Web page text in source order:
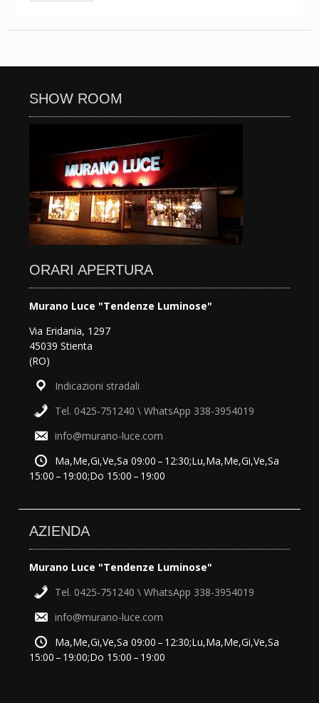
SHOW ROOM
ORARI APERTURA
Murano Luce "Tendenze Luminose"
Via Eridania, 1297
45039 Stienta
(RO)
Indicazioni stradali
Tel. 0425-751240 \ WhatsApp 338-3954019
info@murano-luce.com
Ma,Me,Gi,Ve,Sa 09:00 – 12:30;Lu,Ma,Me,Gi,Ve,Sa
15:00 – 19:00;Do 15:00 – 19:00
AZIENDA
Murano Luce "Tendenze Luminose"
Tel. 0425-751240 \ WhatsApp 338-3954019
info@murano-luce.com
Ma,Me,Gi,Ve,Sa 09:00 – 12:30;Lu,Ma,Me,Gi,Ve,Sa
15:00 – 19:00;Do 15:00 – 19:00